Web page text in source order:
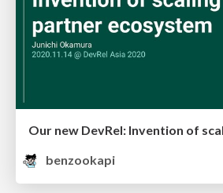
benzookapi